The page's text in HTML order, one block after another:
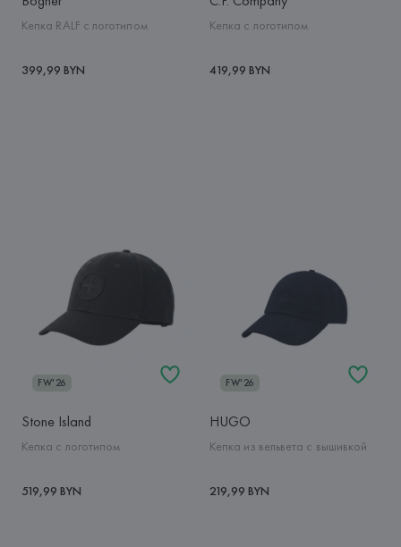
Кепка RALF с логотипом
399,99 BYN
Кепка с логотипом
419,99 BYN
FW'26
Stone Island
Кепка с логотипом
519,99 BYN
FW'26
HUGO
Кепка из вельвета с вышивкой
219,99 BYN